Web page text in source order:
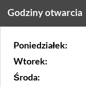
Godziny otwarcia
Poniedziałek:
Wtorek:
Środa: